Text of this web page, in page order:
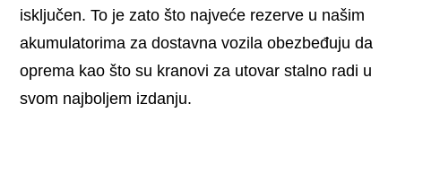
isključen. To je zato što najveće rezerve u našim
akumulatorima za dostavna vozila obezbeđuju da
oprema kao što su kranovi za utovar stalno radi u
svom najboljem izdanju.